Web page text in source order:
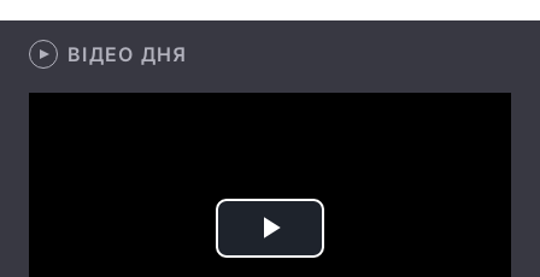
Спорт Наука
Техно і зв'язок
ВІДЕО ДНЯ
Play